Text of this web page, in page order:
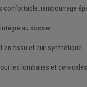
confortable, rembourrage
au dossier
en tissu et cuir synthétique
les lombaires et cervicales